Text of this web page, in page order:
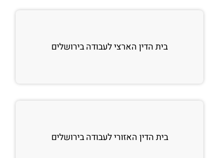
בית הדין הארצי לעבודה בירושלים
בית הדין האזורי לעבודה בירושלים